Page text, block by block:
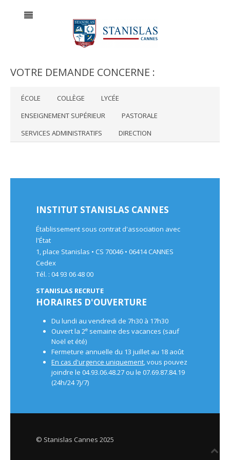
VOTRE DEMANDE CONCERNE :
ÉCOLE COLLÈGE
LYCÉE
ENSEIGNEMENT SUPÉRIEUR
PASTORALE
SERVICES ADMINISTRATIFS
DIRECTION
INSTITUT STANISLAS CANNES
Établissement sous contrat d'association avec
l'État
1, place Stanislas • CS 70046 • 06414 CANNES
Cedex
Tél. : 04 93 06 48 00
STANISLAS RECRUTE
HORAIRES D'OUVERTURE
Du lundi au vendredi de 7h30 à 17h30
Ouvert la 2e semaine des vacances (sauf
Noël et été)
Fermeture annuelle du 13 juillet au 18 août
En cas d'urgence uniquement , vous pouvez
joindre le 04.93.06.48.27 ou le 07.69.87.84.19
(24h/24 7j/7)
© Stanislas Cannes 2025